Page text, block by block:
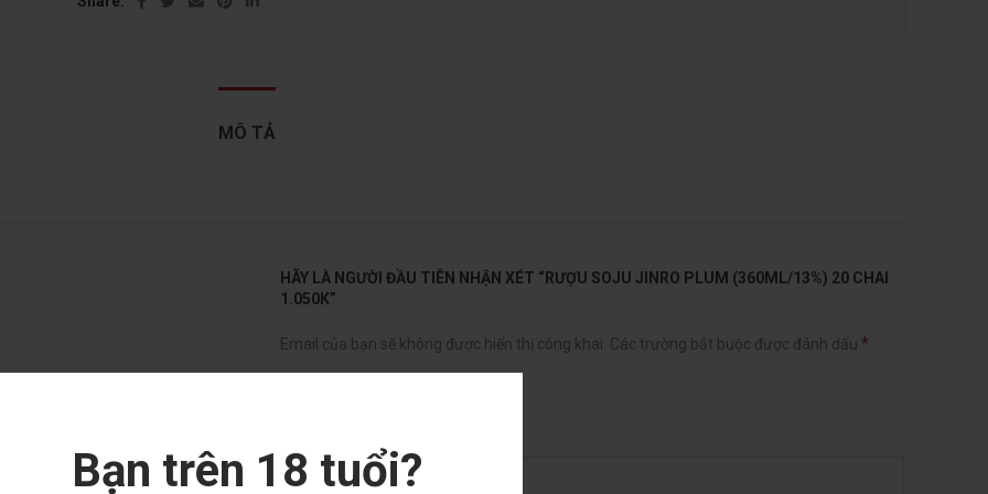
Bạn trên 18 tuổi?
MÔ TẢ
HÃY LÀ NGƯỜI ĐẦU TIÊN NHẬN XÉT “RƯỢU SOJU JINRO PLUM (360ML/13%) 20 CHAI
1.050K”
Email của bạn sẽ không được hiển thị công khai. Các trường bắt buộc được đánh dấu *